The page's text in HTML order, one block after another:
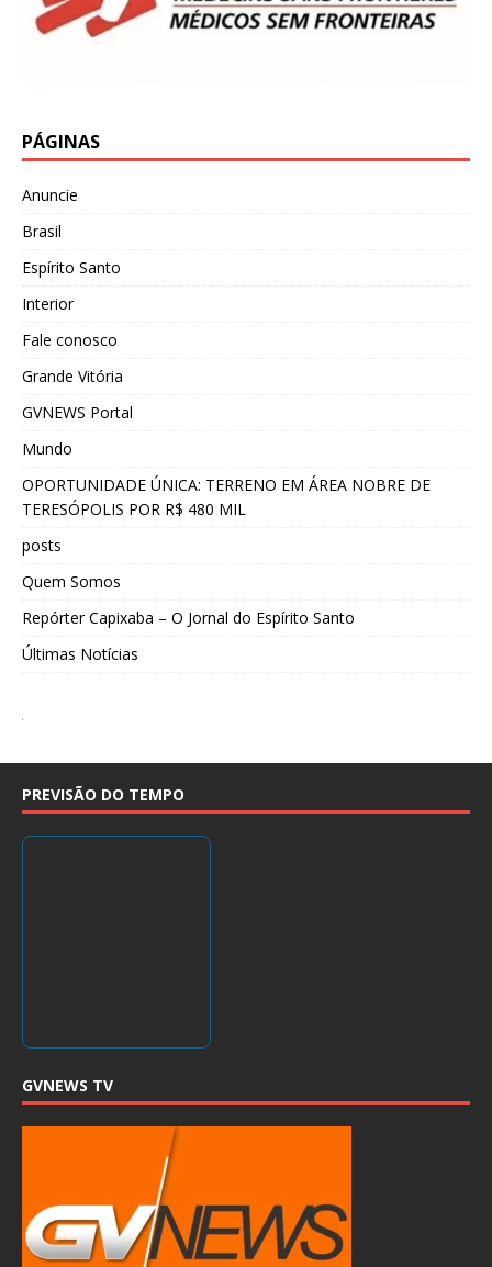
PÁGINAS
Anuncie
Brasil
Espírito Santo
Interior
Fale conosco
Grande Vitória
GVNEWS Portal
Mundo
OPORTUNIDADE ÚNICA: TERRENO EM ÁREA NOBRE DE
TERESÓPOLIS POR R$ 480 MIL
posts
Quem Somos
Repórter Capixaba – O Jornal do Espírito Santo
Últimas Notícias
PREVISÃO DO TEMPO
GVNEWS TV